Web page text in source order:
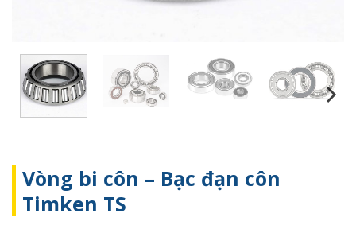
Vòng bi côn – Bạc đạn côn
Timken TS